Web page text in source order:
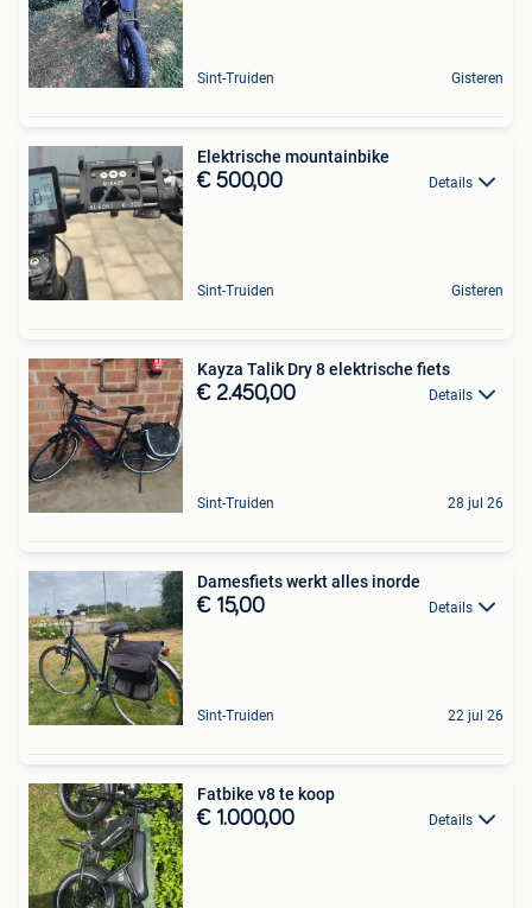
Sint-Truiden Gisteren
Elektrische mountainbike
€ 500,00 Details
Sint-Truiden Gisteren
Kayza Talik Dry 8 elektrische fiets
€ 2.450,00 Details
Sint-Truiden 28 jul 26
Damesfiets werkt alles inorde
€ 15,00 Details
Sint-Truiden 22 jul 26
Fatbike v8 te koop
€ 1.000,00 Details